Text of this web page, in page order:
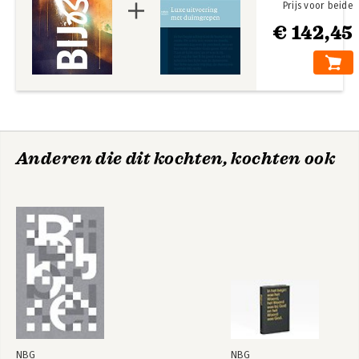
goed open.
€ 142,45
Prijs voor beide
Anderen die dit kochten, kochten ook
NBG NBG